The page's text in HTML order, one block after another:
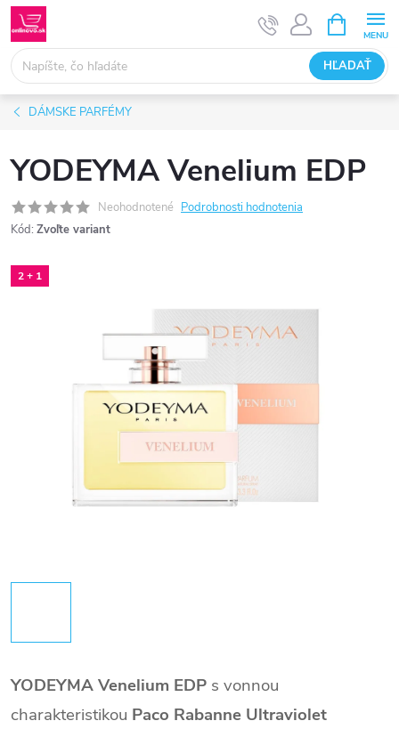
Prejsť
na
obsah
HĽADAŤ
KOŠÍK
DÁMSKE PARFÉMY
YODEYMA Venelium EDP
Neohodnotené Podrobnosti hodnotenia
Kód: Zvoľte variant
2 + 1
YODEYMA Venelium EDP s vonnou
charakteristikou Paco Rabanne Ultraviolet